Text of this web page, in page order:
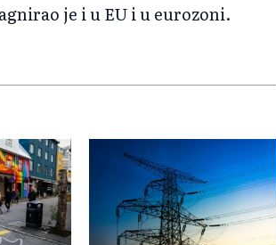
je i u EU i u eurozoni.